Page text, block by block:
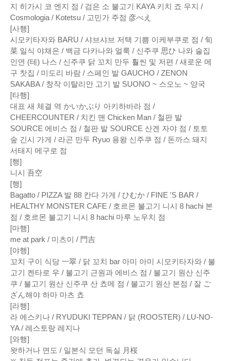
지 히가시 코 엔지 점 / 검은 소 불고기 KAYA 키치 죠 우지 /
Cosmologia / Kotetsu / 고민가 주점 彦べえ
[사행]
시모키타자와 BARU / 샤브샤브 저택 기쁨 이케부쿠로 점 / 旬
菜 일식 야채은 / 백금 다카나와 얼룩 / 신주쿠 思ひ 나와 술집
인연 (테) 나스 / 신주쿠 닭 꼬치 만두 훨씬 및 저편 / 새로운 메
구 찻집 / 미도리 바람 / 스페인 발 GAUCHO / ZENON
SAKABA / 창작 이탈리안 고기 발 SUONO ~ 스오노 ~ 양국
[타행]
대표 새 체결 역 かいかぶり 아키하바라 점 /
CHEERCOUNTER / 치킨 맨 Chicken Man / 철판 발
SOURCE 에비스 점 / 철판 발 SOURCE 산겐 자야 점 / 토토
숲 긴시 가게 / 라곤 만두 Ryuo 용왕 신주쿠 점 / 돈까스 돼지
서태지 메구로 점
[행]
니시 吾空
[행]
Bagatto / PIZZA 발 88 칸다 가게 / ひむか / FINE 'S BAR /
HEALTHY MONSTER CAFE / 호르몬 불고기 니시 8 hachi 본
점 / 호르몬 불고기 니시 8 hachi 마루 노우치 점
[마행]
me at park / 미츠이 / 門吉
[야행]
꼬치 구이 식당 一翠 / 닭 꼬치 bar 아미 아미 시모키타자와 / 불
고기 켄타로 우 / 불고기 근원과 에비스 점 / 불고기 원산 신주
쿠 / 불고기 원산 신주쿠 산 쵸메 점 / 불고기 원산 본점 / 잘 ご
ざん해야 하마 마츠 쵸
[라행]
라 에스키나 / RYUDUKI TEPPAN / 닭 (ROOSTER) / LU-NO-
YA / 레스토랑 레지나
[와행]
왓하거나 면도 / 일본식 모던 독실 月桜